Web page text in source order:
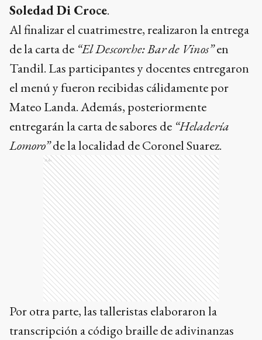
Soledad Di Croce.
Al finalizar el cuatrimestre, realizaron la entrega
de la carta de “El Descorche: Bar de Vinos”en
Tandil. Las participantes y docentes entregaron
el menú y fueron recibidas cálidamente por
Mateo Landa. Además, posteriormente
entregarán la carta de sabores de “Heladería
Lomoro”de la localidad de Coronel Suarez.
Ads
Por otra parte, las talleristas elaboraron la
transcripción a código braille de adivinanzas